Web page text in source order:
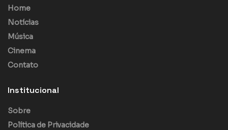
Home
Notícias
Música
Cinema
Contato
Institucional
Sobre
Política de Privacidade